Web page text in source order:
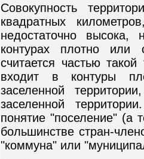
Совокупность
квадратных
недостаточно
контурах плотно или
считается частью
входит в контуры
заселенной
заселенной
понятие "поселение" (а
большинстве стран-
"коммуна" или